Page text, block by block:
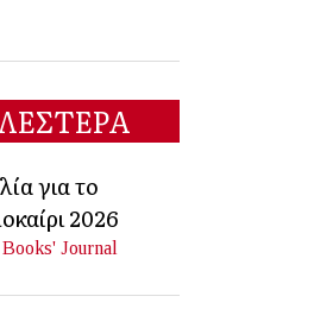
για το
2026
Journal